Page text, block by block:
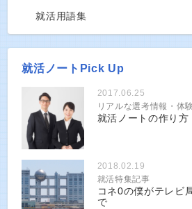
就活用語集
就活ノートPick Up
2017.06.25
リアルな選考情報・体
就活ノートの作り方
2018.02.19
就活特集記事
コネ0の僕がテレビ
で